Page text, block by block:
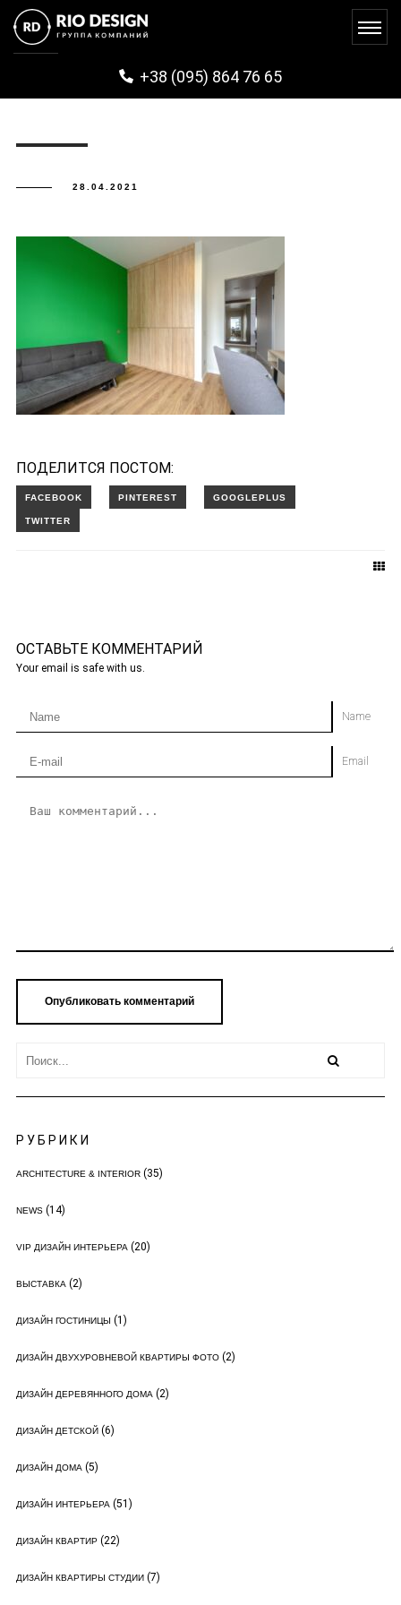
+38 (095) 864 76 65
ZHKVARSHAVSKIY (46)
28.04.2021
ПОДЕЛИТСЯ ПОСТОМ:
ОСТАВЬТЕ КОММЕНТАРИЙ
Your email is safe with us.
Name
Email
РУБРИКИ
ARCHITECTURE & INTERIOR(35)
NEWS(14)
VIP ДИЗАЙН ИНТЕРЬЕРА(20)
ВЫСТАВКА(2)
ДИЗАЙН ГОСТИНИЦЫ (1)
ДИЗАЙН ДВУХУРОВНЕВОЙ КВАРТИРЫ ФОТО(2)
ДИЗАЙН ДЕРЕВЯННОГО ДОМА(2)
ДИЗАЙН ДЕТСКОЙ(6)
ДИЗАЙН ДОМА(5)
ДИЗАЙН ИНТЕРЬЕРА(51)
ДИЗАЙН КВАРТИР(22)
ДИЗАЙН КВАРТИРЫ СТУДИИ(7)